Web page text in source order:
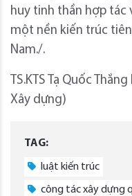
huy tinh thần hợp tác
một nền kiến trúc
Nam./.
TS.KTS Tạ Quốc
Xây dựng)
TAG:
luật kiến trúc
công tác xây dựng